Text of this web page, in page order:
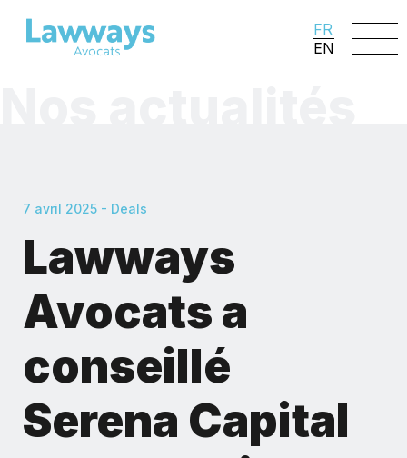
FR
EN
7 avril 2025 - Deals
Lawways
Avocats a
conseillé
Serena Capital